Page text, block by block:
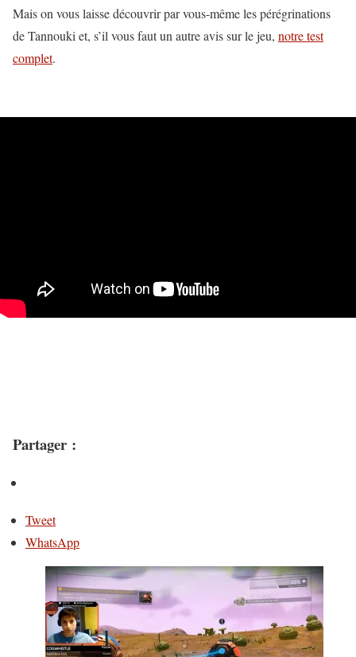
Mais on vous laisse découvrir par vous-même les pérégrinations
de Tannouki et, s’il vous faut un autre avis sur le jeu, notre test
complet.
Partager :
Tweet
WhatsApp